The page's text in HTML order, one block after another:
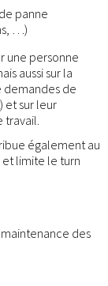
panne
…)
une personne
aussi sur la
demandes de
et sur leur
également au
et limite le turn
des